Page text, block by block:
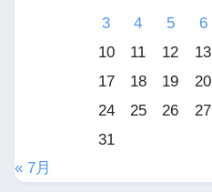
3
4 5 6
10
11 12 13
17
18 19 20
24
25 26 27
31
« 7月